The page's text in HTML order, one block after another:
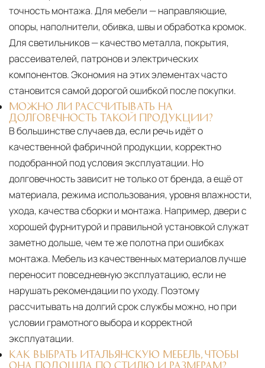
точность монтажа. Для мебели — направляющие,
опоры, наполнители, обивка, швы и обработка кромок.
Для светильников — качество металла, покрытия,
рассеивателей, патронов и электрических
компонентов. Экономия на этих элементах часто
становится самой дорогой ошибкой после покупки.
МОЖНО ЛИ РАССЧИТЫВАТЬ НА
ДОЛГОВЕЧНОСТЬ ТАКОЙ ПРОДУКЦИИ?
В большинстве случаев да, если речь идёт о
качественной фабричной продукции, корректно
подобранной под условия эксплуатации. Но
долговечность зависит не только от бренда, а ещё от
материала, режима использования, уровня влажности,
ухода, качества сборки и монтажа. Например, двери с
хорошей фурнитурой и правильной установкой служат
заметно дольше, чем те же полотна при ошибках
монтажа. Мебель из качественных материалов лучше
переносит повседневную эксплуатацию, если не
нарушать рекомендации по уходу. Поэтому
рассчитывать на долгий срок службы можно, но при
условии грамотного выбора и корректной
эксплуатации.
КАК ВЫБРАТЬ ИТАЛЬЯНСКУЮ МЕБЕЛЬ, ЧТОБЫ
ОНА ПОДОШЛА ПО СТИЛЮ И РАЗМЕРАМ?